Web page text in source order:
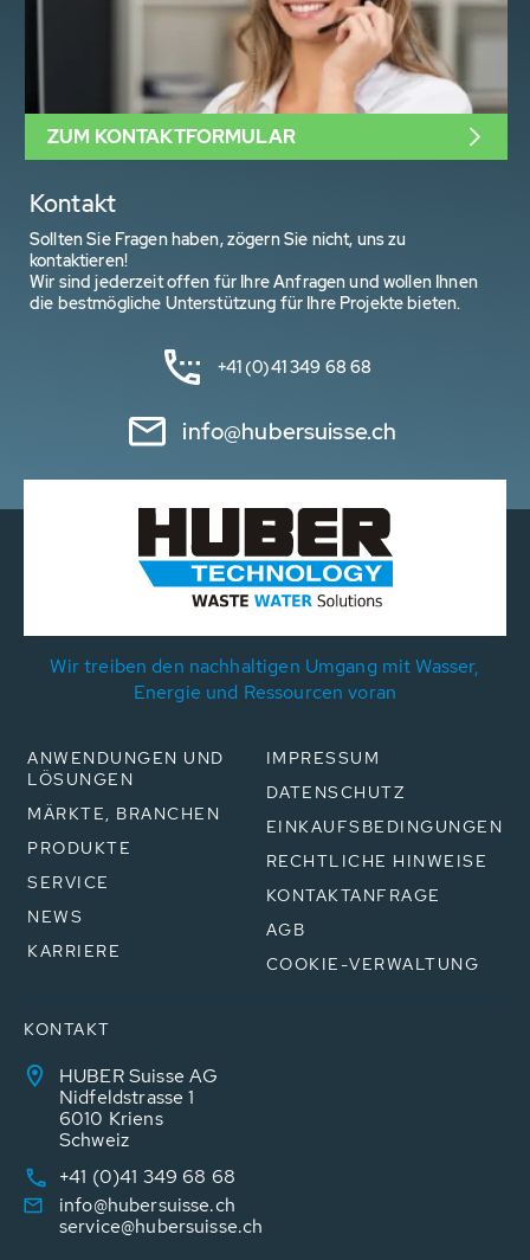
Kontakt
Sollten Sie Fragen haben, zögern Sie nicht, uns zu
kontaktieren!
Wir sind jederzeit offen für Ihre Anfragen und wollen Ihnen
die bestmögliche Unterstützung für Ihre Projekte bieten.
+41 (0)41 349 68 68
info@hubersuisse.ch
ZUM KONTAKTFORMULAR
Wir treiben den nachhaltigen Umgang mit Wasser,
Energie und Ressourcen voran
ANWENDUNGEN UND
LÖSUNGEN
MÄRKTE, BRANCHEN
PRODUKTE
SERVICE
NEWS
KARRIERE
IMPRESSUM
DATENSCHUTZ
EINKAUFSBEDINGUNGEN
RECHTLICHE HINWEISE
KONTAKTANFRAGE
AGB
COOKIE-VERWALTUNG
KONTAKT
HUBER Suisse AG
Nidfeldstrasse 1
6010 Kriens
Schweiz
+41 (0)41 349 68 68
info@hubersuisse.ch
service@hubersuisse.ch